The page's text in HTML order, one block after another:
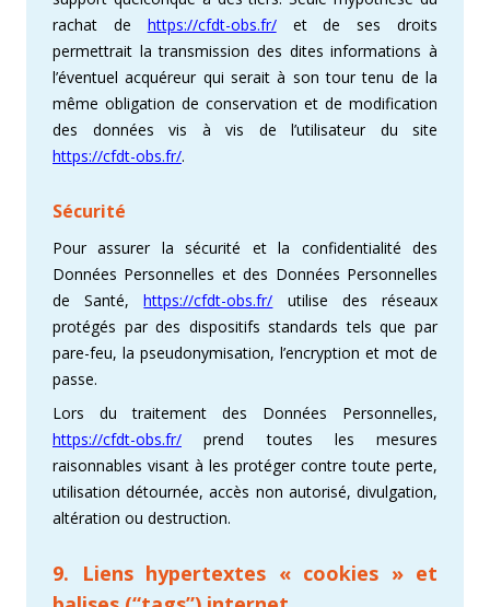
rachat de https://cfdt-obs.fr/et de ses droits
permettrait la transmission des dites informations à
l’éventuel acquéreur qui serait à son tour tenu de la
même obligation de conservation et de modification
des données vis à vis de l’utilisateur du site
https://cfdt-obs.fr/.
Sécurité
Pour assurer la sécurité et la confidentialité des
Données Personnelles et des Données Personnelles
de Santé,https://cfdt-obs.fr/ utilise des réseaux
protégés par des dispositifs standards tels que par
pare-feu, la pseudonymisation, l’encryption et mot de
passe.
Lors du traitement des Données Personnelles,
https://cfdt-obs.fr/ prend toutes les mesures
raisonnables visant à les protéger contre toute perte,
utilisation détournée, accès non autorisé, divulgation,
altération ou destruction.
9. Liens hypertextes « cookies » et